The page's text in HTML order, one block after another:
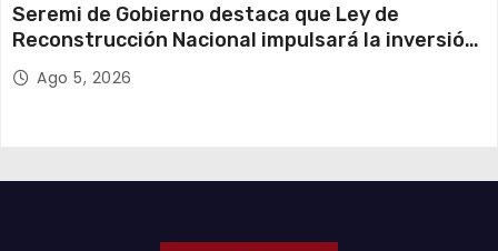
Seremi de Gobierno destaca que Ley de
Reconstrucción Nacional impulsará la inversión
y el empleo en Tarapacá
Ago 5, 2026